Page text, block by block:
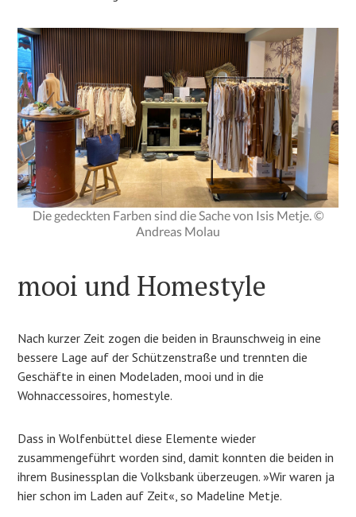
Die gedeckten Farben sind die Sache von Isis Metje. ©
Andreas Molau
mooi und Homestyle
Nach kurzer Zeit zogen die beiden in Braunschweig in eine
bessere Lage auf der Schützenstraße und trennten die
Geschäfte in einen Modeladen, mooi und in die
Wohnaccessoires, homestyle.
Dass in Wolfenbüttel diese Elemente wieder
zusammengeführt worden sind, damit konnten die beiden in
ihrem Businessplan die Volksbank überzeugen. »Wir waren ja
hier schon im Laden auf Zeit«, so Madeline Metje.